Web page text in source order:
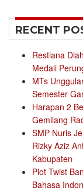
RECENT
Restiana
Medali
MTs
Semester
Harapan 2
Gemilang
SMP Nuris
Rizky Aziz
Kabupaten
Plot Twist
Bahasa